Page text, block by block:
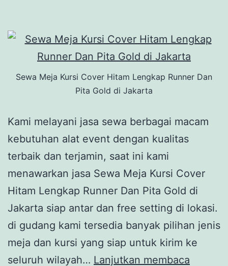
Sewa Meja Kursi Cover Hitam Lengkap Runner Dan
Pita Gold di Jakarta
Kami melayani jasa sewa berbagai macam
kebutuhan alat event dengan kualitas
terbaik dan terjamin, saat ini kami
menawarkan jasa Sewa Meja Kursi Cover
Hitam Lengkap Runner Dan Pita Gold di
Jakarta siap antar dan free setting di lokasi.
di gudang kami tersedia banyak pilihan jenis
meja dan kursi yang siap untuk kirim ke
seluruh wilayah… Lanjutkan membaca